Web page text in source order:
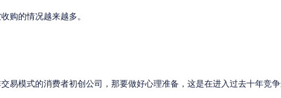
购的情况越来越多。
易模式的消费者初创公司，那要做好心理准备，这是在进入过去十年竞